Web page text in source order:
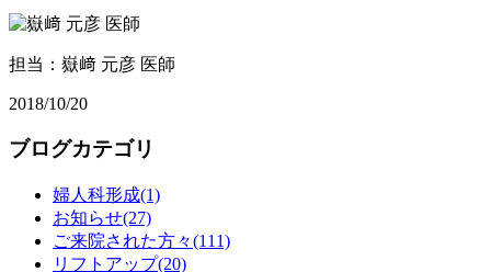
担当：嶽﨑 元彦 医師
2018/10/20
ブログカテゴリ
婦人科形成(1)
お知らせ(27)
ご来院された方々(111)
リフトアップ(20)